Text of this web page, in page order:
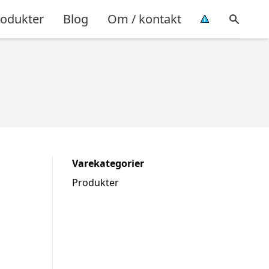
Blog Om / kontakt
Varekategorier
Produkter